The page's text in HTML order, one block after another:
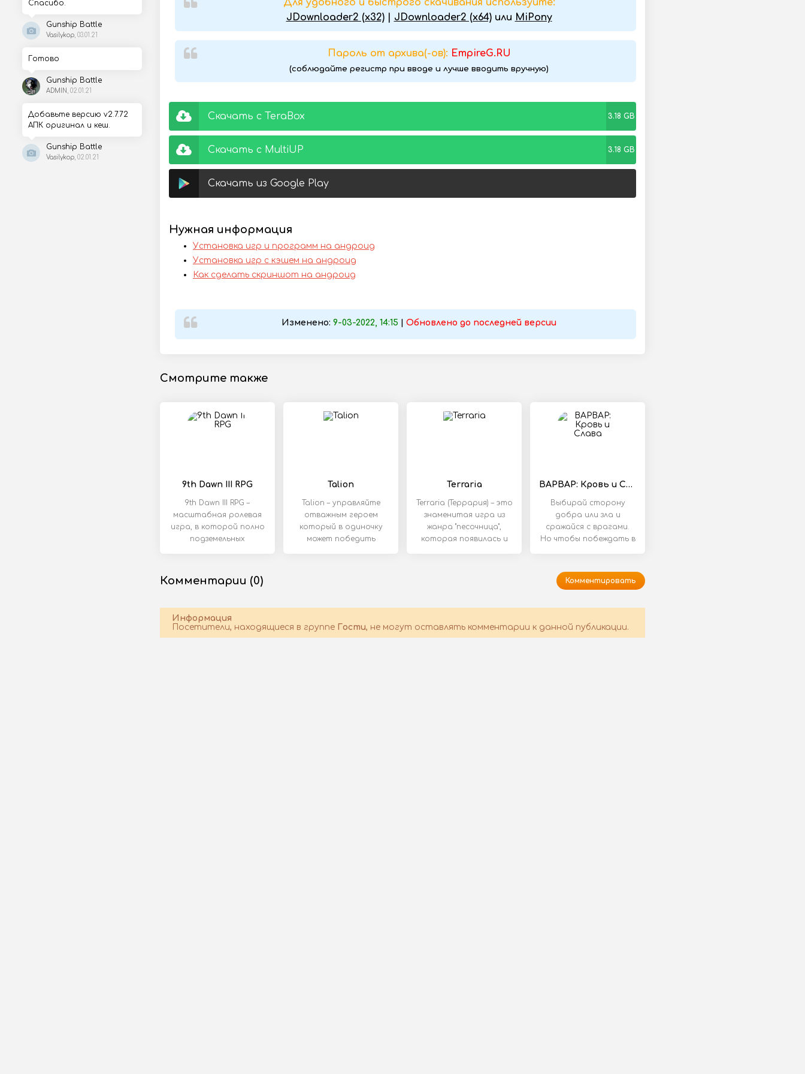
Спасибо.
Gunship Battle
Vasilykop , 03.01.21
Готово
Gunship Battle
ADMIN , 02.01.21
Добавьте версию v2.7.72
АПК оригинал и кеш.
Gunship Battle
Vasilykop , 02.01.21
Для удобного и быстрого скачивания используйте:
JDownloader2 (x32)| JDownloader2 (x64)или MiPony
Пароль от архива(-ов): EmpireG.RU
(соблюдайте регистр при вводе и лучше вводить вручную)
Скачать с TeraBox 3.18 GB
Скачать с MultiUP 3.18 GB
Скачать из Google Play
Нужная информация
Установка игр и программ на андроид
Установка игр с кэшем на андроид
Как сделать скриншот на андроид
Изменено: 9-03-2022, 14:15 Обновлено до последней версии
Смотрите также
9th Dawn III RPG
9th Dawn III RPG –
масштабная ролевая
игра, в которой полно
подземельных
Talion
Talion – управляйте
отважным героем
который в одиночку
может победить
Terraria
Terraria (Террария) – это
знаменитая игра из
жанра "песочница",
которая появилась и
ВАРВАР: Кровь и Слава
Выбирай сторону
добра или зла и
сражайся с врагами.
Но чтобы побеждать в
Комментарии (0) Комментировать
Информация
Посетители, находящиеся в группе Гости, не могут оставлять комментарии к данной публикации.